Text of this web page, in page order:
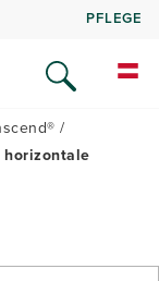
PFLEGE
horizontale